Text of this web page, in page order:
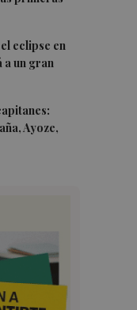
eclipse en
a un gran
Ayoze,